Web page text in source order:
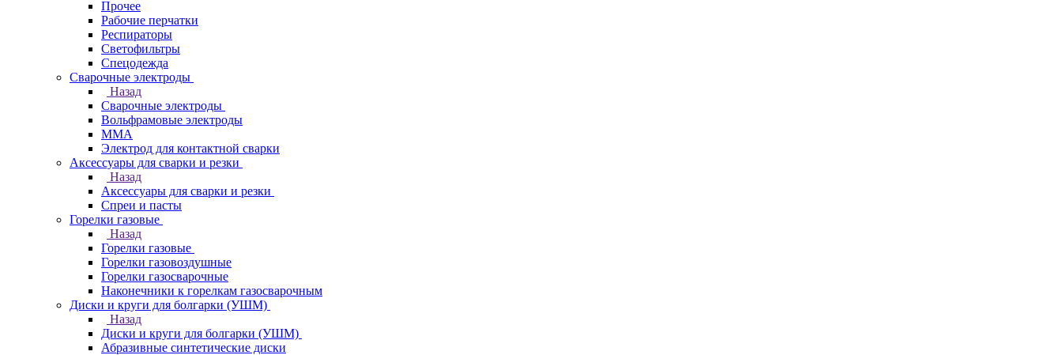
Прочее
Рабочие перчатки
Респираторы
Светофильтры
Спецодежда
Сварочные электроды
Назад
Сварочные электроды
Вольфрамовые электроды
ММА
Электрод для контактной сварки
Аксессуары для сварки и резки
Назад
Аксессуары для сварки и резки
Спреи и пасты
Горелки газовые
Назад
Горелки газовые
Горелки газовоздушные
Горелки газосварочные
Наконечники к горелкам газосварочным
Диски и круги для болгарки (УШМ)
Назад
Диски и круги для болгарки (УШМ)
Абразивные синтетические диски